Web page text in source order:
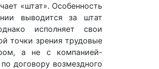
«штат». Особенность
выводится за штат
исполняет свои
точки зрения трудовые
а не с компанией-
договору возмездного